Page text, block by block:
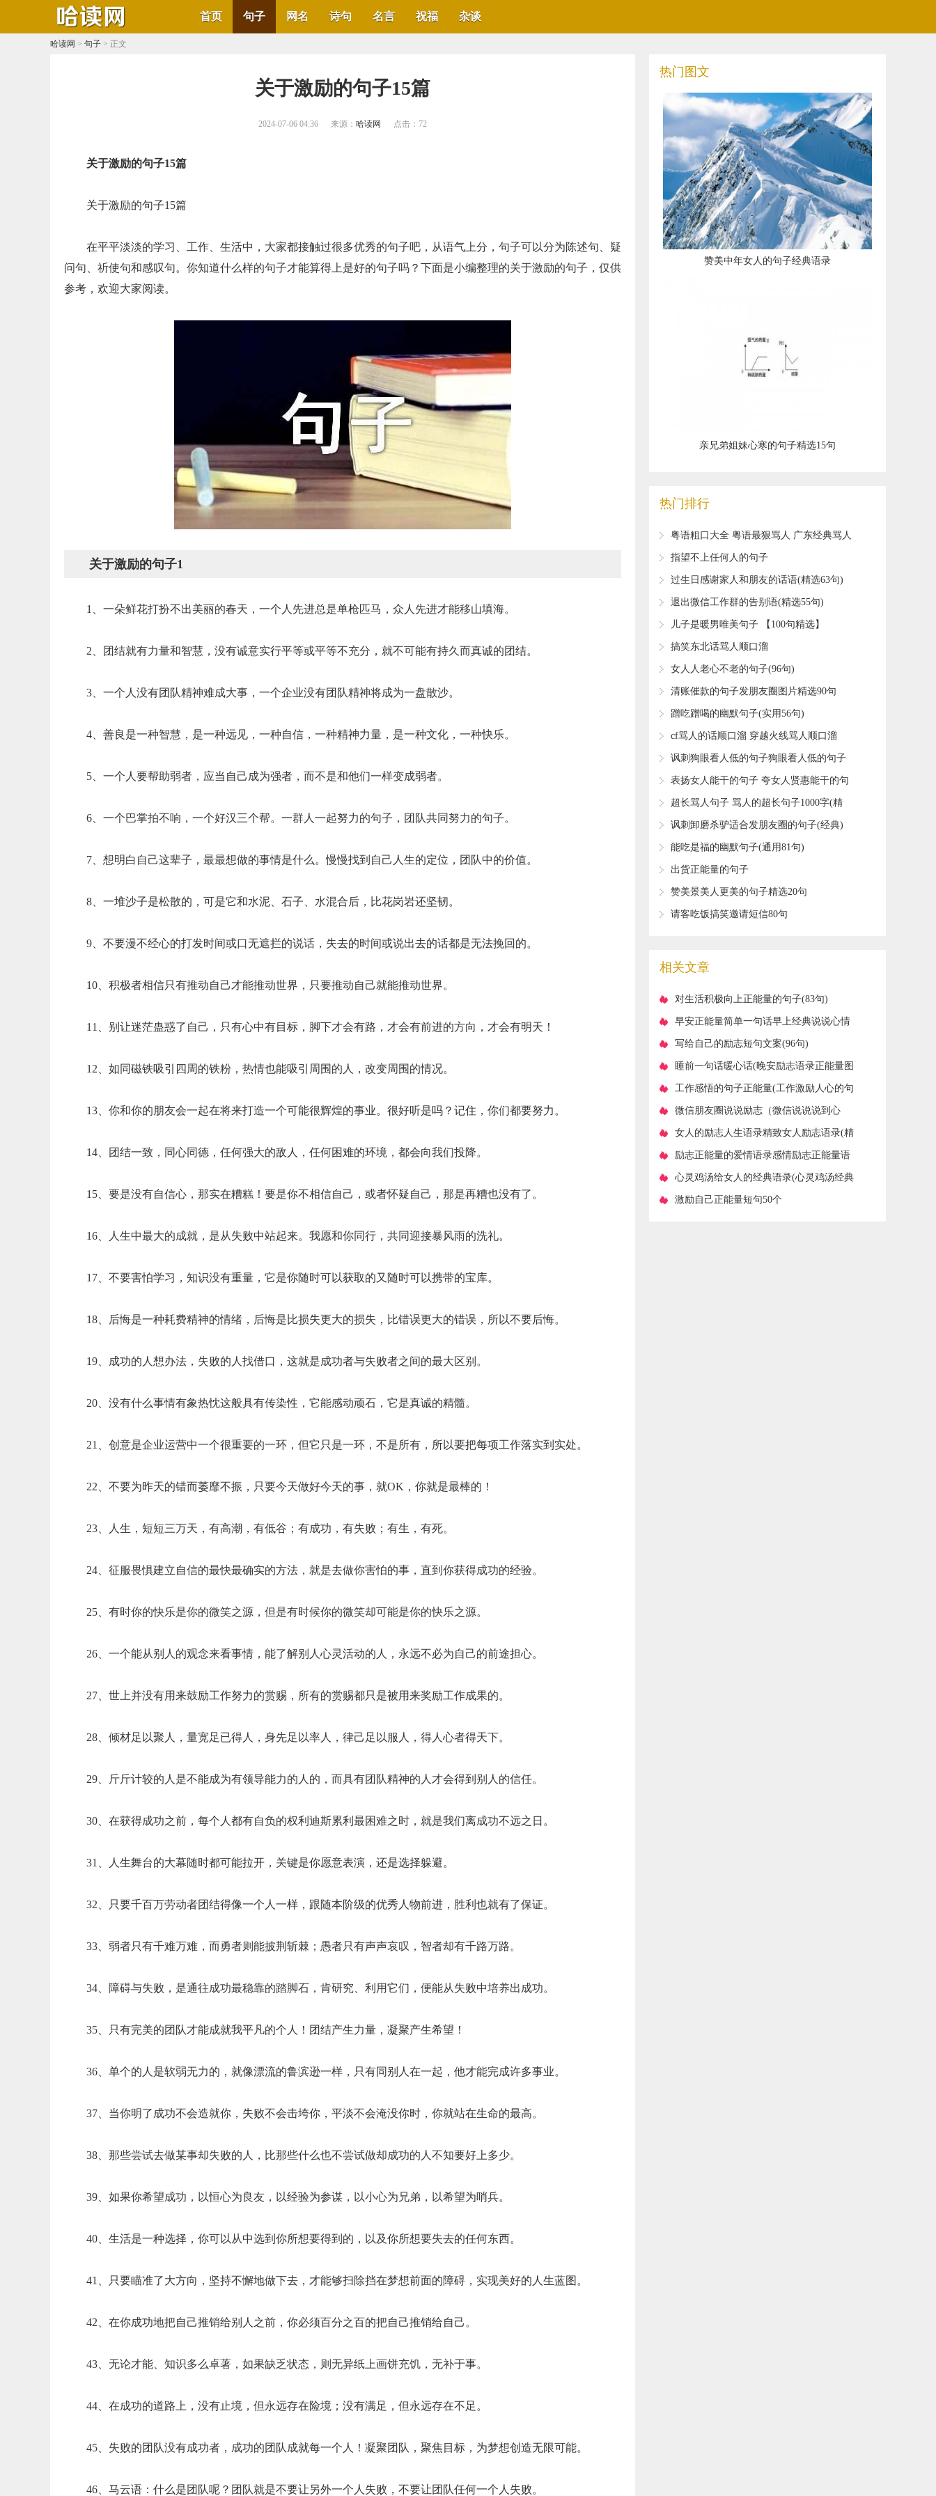
首页 句子 网名 诗句 名言 祝福 杂谈
哈读网 > 句子 > 正文
​关于激励的句子15篇
2024-07-06 04:36 来源： 哈读网 点击： 72
关于激励的句子15篇
关于激励的句子15篇
在平平淡淡的学习、工作、生活中，大家都接触过很多优秀的句子吧，从语气上分，句子可以分为陈述句、疑
问句、祈使句和感叹句。你知道什么样的句子才能算得上是好的句子吗？下面是小编整理的关于激励的句子，仅供
参考，欢迎大家阅读。
关于激励的句子1
1、一朵鲜花打扮不出美丽的春天，一个人先进总是单枪匹马，众人先进才能移山填海。
2、团结就有力量和智慧，没有诚意实行平等或平等不充分，就不可能有持久而真诚的团结。
3、一个人没有团队精神难成大事，一个企业没有团队精神将成为一盘散沙。
4、善良是一种智慧，是一种远见，一种自信，一种精神力量，是一种文化，一种快乐。
5、一个人要帮助弱者，应当自己成为强者，而不是和他们一样变成弱者。
6、一个巴掌拍不响，一个好汉三个帮。一群人一起努力的句子，团队共同努力的句子。
7、想明白自己这辈子，最最想做的事情是什么。慢慢找到自己人生的定位，团队中的价值。
8、一堆沙子是松散的，可是它和水泥、石子、水混合后，比花岗岩还坚韧。
9、不要漫不经心的打发时间或口无遮拦的说话，失去的时间或说出去的话都是无法挽回的。
10、积极者相信只有推动自己才能推动世界，只要推动自己就能推动世界。
11、别让迷茫蛊惑了自己，只有心中有目标，脚下才会有路，才会有前进的方向，才会有明天！
12、如同磁铁吸引四周的铁粉，热情也能吸引周围的人，改变周围的情况。
13、你和你的朋友会一起在将来打造一个可能很辉煌的事业。很好听是吗？记住，你们都要努力。
14、团结一致，同心同德，任何强大的敌人，任何困难的环境，都会向我们投降。
15、要是没有自信心，那实在糟糕！要是你不相信自己，或者怀疑自己，那是再糟也没有了。
16、人生中最大的成就，是从失败中站起来。我愿和你同行，共同迎接暴风雨的洗礼。
17、不要害怕学习，知识没有重量，它是你随时可以获取的又随时可以携带的宝库。
18、后悔是一种耗费精神的情绪，后悔是比损失更大的损失，比错误更大的错误，所以不要后悔。
19、成功的人想办法，失败的人找借口，这就是成功者与失败者之间的最大区别。
20、没有什么事情有象热忱这般具有传染性，它能感动顽石，它是真诚的精髓。
21、创意是企业运营中一个很重要的一环，但它只是一环，不是所有，所以要把每项工作落实到实处。
22、不要为昨天的错而萎靡不振，只要今天做好今天的事，就OK，你就是最棒的！
23、人生，短短三万天，有高潮，有低谷；有成功，有失败；有生，有死。
24、征服畏惧建立自信的最快最确实的方法，就是去做你害怕的事，直到你获得成功的经验。
25、有时你的快乐是你的微笑之源，但是有时候你的微笑却可能是你的快乐之源。
26、一个能从别人的观念来看事情，能了解别人心灵活动的人，永远不必为自己的前途担心。
27、世上并没有用来鼓励工作努力的赏赐，所有的赏赐都只是被用来奖励工作成果的。
28、倾材足以聚人，量宽足已得人，身先足以率人，律己足以服人，得人心者得天下。
29、斤斤计较的人是不能成为有领导能力的人的，而具有团队精神的人才会得到别人的信任。
30、在获得成功之前，每个人都有自负的权利迪斯累利最困难之时，就是我们离成功不远之日。
31、人生舞台的大幕随时都可能拉开，关键是你愿意表演，还是选择躲避。
32、只要千百万劳动者团结得像一个人一样，跟随本阶级的优秀人物前进，胜利也就有了保证。
33、弱者只有千难万难，而勇者则能披荆斩棘；愚者只有声声哀叹，智者却有千路万路。
34、障碍与失败，是通往成功最稳靠的踏脚石，肯研究、利用它们，便能从失败中培养出成功。
35、只有完美的团队才能成就我平凡的个人！团结产生力量，凝聚产生希望！
36、单个的人是软弱无力的，就像漂流的鲁滨逊一样，只有同别人在一起，他才能完成许多事业。
37、当你明了成功不会造就你，失败不会击垮你，平淡不会淹没你时，你就站在生命的最高。
38、那些尝试去做某事却失败的人，比那些什么也不尝试做却成功的人不知要好上多少。
39、如果你希望成功，以恒心为良友，以经验为参谋，以小心为兄弟，以希望为哨兵。
40、生活是一种选择，你可以从中选到你所想要得到的，以及你所想要失去的任何东西。
41、只要瞄准了大方向，坚持不懈地做下去，才能够扫除挡在梦想前面的障碍，实现美好的人生蓝图。
42、在你成功地把自己推销给别人之前，你必须百分之百的把自己推销给自己。
43、无论才能、知识多么卓著，如果缺乏状态，则无异纸上画饼充饥，无补于事。
44、在成功的道路上，没有止境，但永远存在险境；没有满足，但永远存在不足。
45、失败的团队没有成功者，成功的团队成就每一个人！凝聚团队，聚焦目标，为梦想创造无限可能。
46、马云语：什么是团队呢？团队就是不要让另外一个人失败，不要让团队任何一个人失败。
热门图文
​赞美中年女人的句子经典语录
​亲兄弟姐妹心寒的句子精选15句
热门排行
​粤语粗口大全 粤语最狠骂人 广东经典骂人
的话
​指望不上任何人的句子
​过生日感谢家人和朋友的话语(精选63句)
​退出微信工作群的告别语(精选55句)
​儿子是暖男唯美句子 【100句精选】
​搞笑东北话骂人顺口溜
​女人人老心不老的句子(96句)
​清账催款的句子发朋友圈图片精选90句
​蹭吃蹭喝的幽默句子(实用56句)
​cf骂人的话顺口溜 穿越火线骂人顺口溜
​讽刺狗眼看人低的句子狗眼看人低的句子
(精选28句)
​表扬女人能干的句子 夸女人贤惠能干的句
子(77句)
​超长骂人句子 骂人的超长句子1000字(精
选83句)
​讽刺卸磨杀驴适合发朋友圈的句子(经典)
​能吃是福的幽默句子(通用81句)
​出货正能量的句子
​赞美景美人更美的句子精选20句
​请客吃饭搞笑邀请短信80句
相关文章
​对生活积极向上正能量的句子(83句)
​早安正能量简单一句话早上经典说说心情
短语(82句)
​写给自己的励志短句文案(96句)
​睡前一句话暖心话(晚安励志语录正能量图
片)
​工作感悟的句子正能量(工作激励人心的句
子正能量)
​微信朋友圈说说励志（微信说说说到心
坎）
​女人的励志人生语录精致女人励志语录(精
选79句)
​励志正能量的爱情语录感情励志正能量语
录(精选80句)
​心灵鸡汤给女人的经典语录(心灵鸡汤经典
语录励志)
​激励自己正能量短句50个